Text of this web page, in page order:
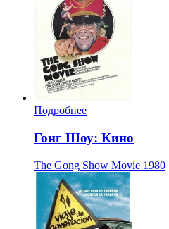
Подробнее
Гонг Шоу: Кино
The Gong Show Movie 1980